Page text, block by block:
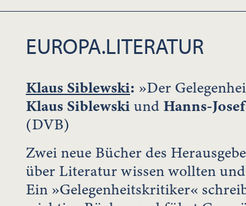
EUROPA.LITERATUR
Klaus Siblewski: »Der
Klaus Siblewskiund Hanns-
(DVB)
Zwei neue Bücher des
über Literatur wissen wollten
Ein »Gelegenheitskritiker«